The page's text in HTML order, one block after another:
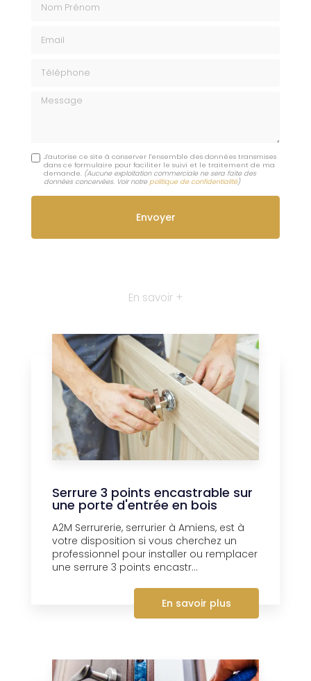
Message
J'autorise ce site à conserver l'ensemble des données transmises
dans ce formulaire pour faciliter le suivi et le traitement de ma
demande. (Aucune exploitation commerciale ne sera faite des
données concervées. Voir notre politique de confidentialité)
En savoir +
Serrure 3 points encastrable sur
une porte d'entrée en bois
A2M Serrurerie, serrurier à Amiens, est à
votre disposition si vous cherchez un
professionnel pour installer ou remplacer
une serrure 3 points encastr...
En savoir plus